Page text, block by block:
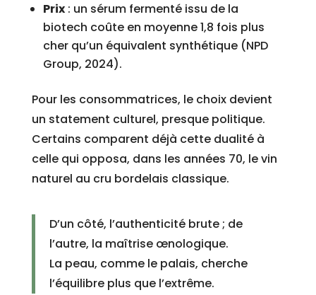
Prix: un sérum fermenté issu de la
biotech coûte en moyenne 1,8 fois plus
cher qu’un équivalent synthétique (NPD
Group, 2024).
Pour les consommatrices, le choix devient
un statement culturel, presque politique.
Certains comparent déjà cette dualité à
celle qui opposa, dans les années 70, le vin
naturel au cru bordelais classique.
D’un côté, l’authenticité brute ; de
l’autre, la maîtrise œnologique.
La peau, comme le palais, cherche
l’équilibre plus que l’extrême.